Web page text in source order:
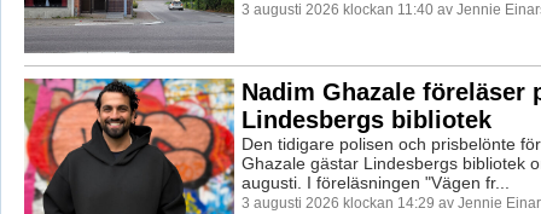
3 augusti 2026 klockan 11:40 av Jennie
Nadim Ghazale föreläser
Lindesbergs bibliotek
Den tidigare polisen och prisbelönte
Ghazale gästar Lindesbergs bibliotek
augusti. I föreläsningen "Vägen fr...
3 augusti 2026 klockan 14:29 av Jennie